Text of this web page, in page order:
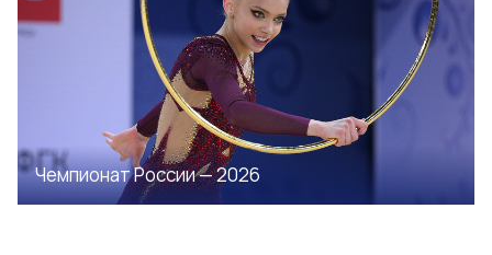
Чемпионат России — 2026